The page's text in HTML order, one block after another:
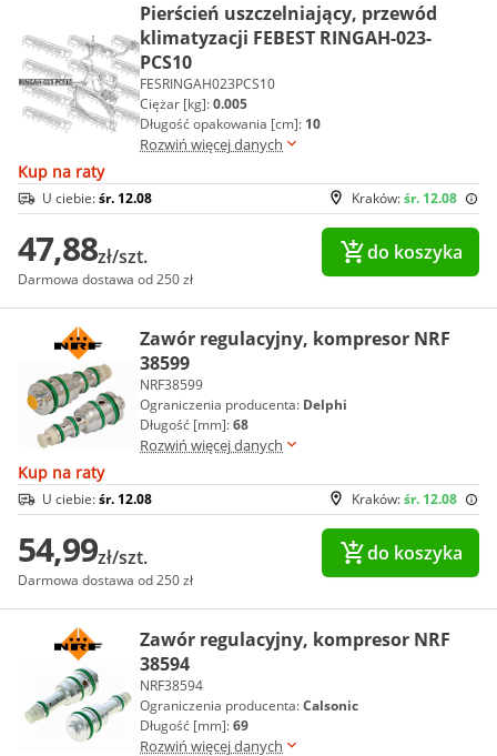
Pierścień uszczelniający, przewód
klimatyzacji FEBEST RINGAH-023-
PCS10
FESRINGAH023PCS10
Ciężar [kg]:0.005
Długość opakowania [cm]: 10
Rozwiń więcej danych
Kup na raty
Kraków:śr. 12.08
U ciebie:śr. 12.08
47,88zł/szt.
Darmowa dostawa od 250 zł
do koszyka
Zawór regulacyjny, kompresor NRF
38599
NRF38599
Ograniczenia producenta: Delphi
Długość [mm]:68
Rozwiń więcej danych
Kup na raty
Kraków:śr. 12.08
U ciebie:śr. 12.08
54,99zł/szt.
Darmowa dostawa od 250 zł
do koszyka
Zawór regulacyjny, kompresor NRF
38594
NRF38594
Ograniczenia producenta:Calsonic
Długość [mm]:69
Rozwiń więcej danych